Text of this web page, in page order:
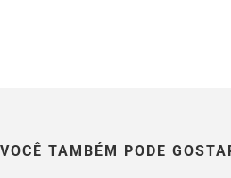
VOCÊ TAMBÉM PODE